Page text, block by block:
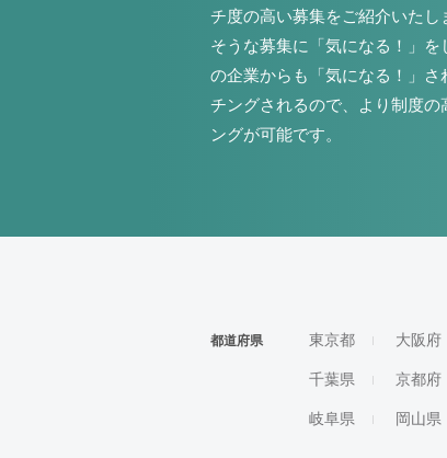
チ度の高い募集をご紹介いたし
そうな募集に「気になる！」を
の企業からも「気になる！」さ
チングされるので、より制度の
ングが可能です。
都道府県 東京都 大阪府
千葉県 京都府
岐阜県 岡山県